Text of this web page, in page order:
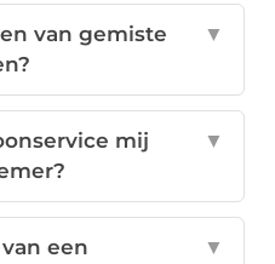
van gemiste
▼
mij
▼
een
▼